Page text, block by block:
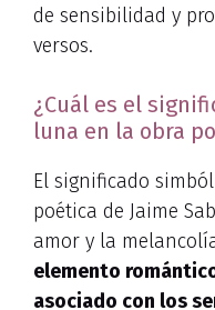
de sensibilidad y
versos.
¿Cuál es el
luna en la obra
El significado
poética de Jaime
amor y la
elemento
asociado con los